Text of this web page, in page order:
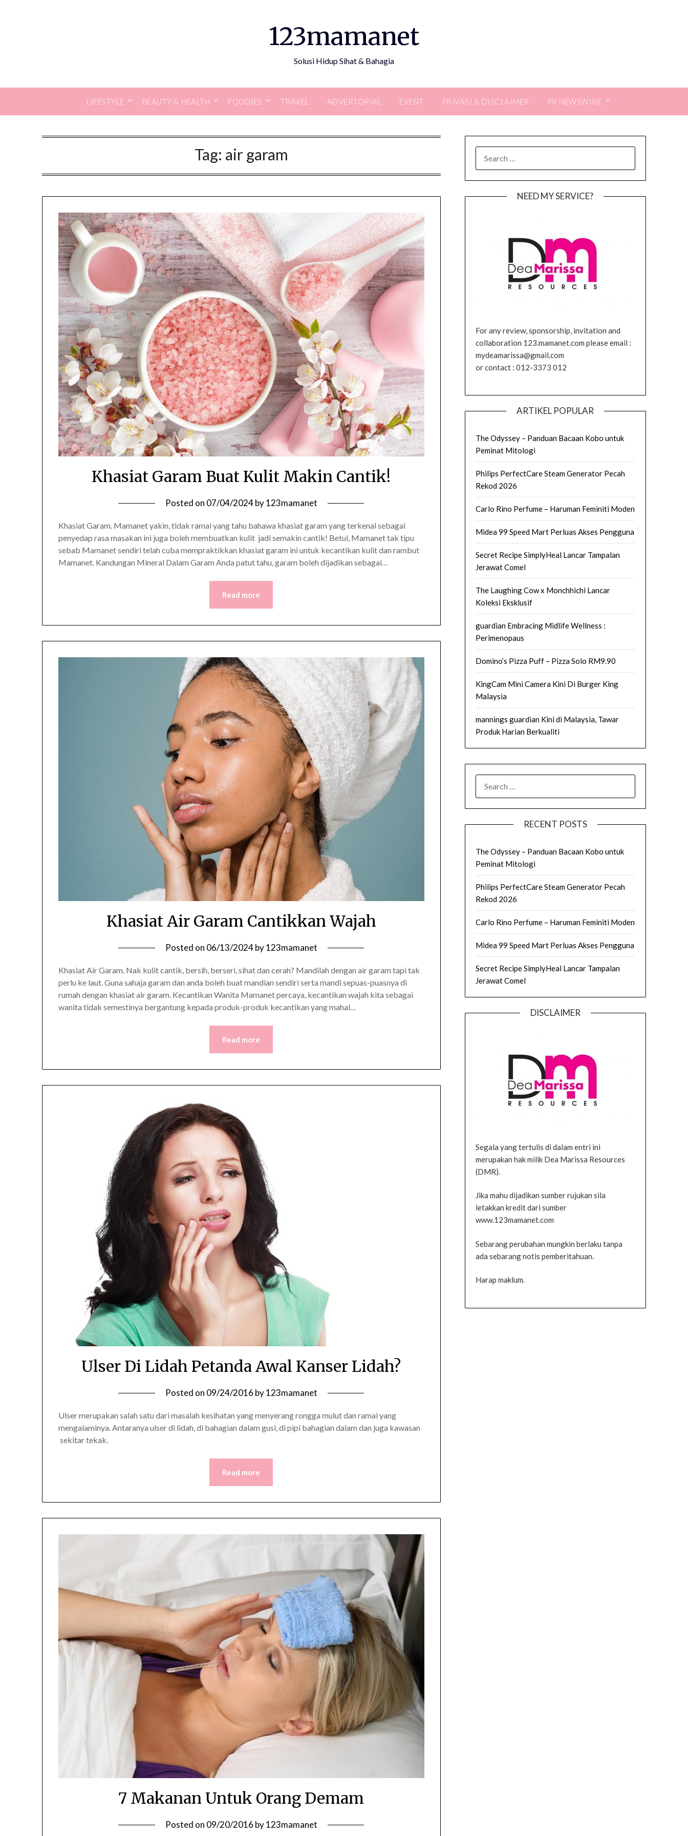
123mamanet
Solusi Hidup Sihat & Bahagia
LIFESTYLE BEAUTY & HEALTH FOODIES TRAVEL ADVERTORIAL EVENT PRIVASI & DISCLAIMER PR NEWSWIRE
Tag: air garam
Khasiat Garam Buat Kulit Makin Cantik!
Posted on 07/04/2024by123mamanet
Khasiat Garam. Mamanet yakin, tidak ramai yang tahu bahawa khasiat garam yang terkenal sebagai
penyedap rasa masakan ini juga boleh membuatkan kulit jadi semakin cantik! Betul, Mamanet tak tipu
sebab Mamanet sendiri telah cuba mempraktikkan khasiat garam ini untuk kecantikan kulit dan rambut
Mamanet. Kandungan Mineral Dalam Garam Anda patut tahu, garam boleh dijadikan sebagai…
Read more
Khasiat Air Garam Cantikkan Wajah
Posted on 06/13/2024by123mamanet
Khasiat Air Garam. Nak kulit cantik, bersih, berseri, sihat dan cerah? Mandilah dengan air garam tapi tak
perlu ke laut. Guna sahaja garam dan anda boleh buat mandian sendiri serta mandi sepuas-puasnya di
rumah dengan khasiat air garam. Kecantikan Wanita Mamanet percaya, kecantikan wajah kita sebagai
wanita tidak semestinya bergantung kepada produk-produk kecantikan yang mahal…
Read more
Ulser Di Lidah Petanda Awal Kanser Lidah?
Posted on 09/24/2016 by123mamanet
Ulser merupakan salah satu dari masalah kesihatan yang menyerang rongga mulut dan ramai yang
mengalaminya. Antaranya ulser di lidah, di bahagian dalam gusi, di pipi bahagian dalam dan juga kawasan
sekitar tekak.
Read more
7 Makanan Untuk Orang Demam
Posted on 09/20/2016 by123mamanet
FOR:
NEED MY SERVICE?
For any review, sponsorship, invitation and
collaboration 123.mamanet.com please email :
mydeamarissa@gmail.com
or contact : 012-3373 012
ARTIKEL POPULAR
The Odyssey – Panduan Bacaan Kobo untuk
Peminat Mitologi
Philips PerfectCare Steam Generator Pecah
Rekod 2026
Carlo Rino Perfume – Haruman Feminiti Moden
Midea 99 Speed Mart Perluas Akses Pengguna
Secret Recipe SimplyHeal Lancar Tampalan
Jerawat Comel
The Laughing Cow x Monchhichi Lancar
Koleksi Eksklusif
guardian Embracing Midlife Wellness :
Perimenopaus
Domino’s Pizza Puff – Pizza Solo RM9.90
KingCam Mini Camera Kini Di Burger King
Malaysia
mannings guardian Kini di Malaysia, Tawar
Produk Harian Berkualiti
FOR:
RECENT POSTS
The Odyssey – Panduan Bacaan Kobo untuk
Peminat Mitologi
Philips PerfectCare Steam Generator Pecah
Rekod 2026
Carlo Rino Perfume – Haruman Feminiti Moden
Midea 99 Speed Mart Perluas Akses Pengguna
Secret Recipe SimplyHeal Lancar Tampalan
Jerawat Comel
DISCLAIMER
Segala yang tertulis di dalam entri ini
merupakan hak milik Dea Marissa Resources
(DMR).
Jika mahu dijadikan sumber rujukan sila
letakkan kredit dari sumber
www.123mamanet.com
Sebarang perubahan mungkin berlaku tanpa
ada sebarang notis pemberitahuan.
Harap maklum.